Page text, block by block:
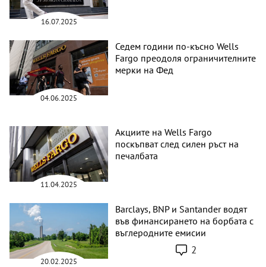
16.07.2025
04.06.2025
Седем години по-късно Wells
Fargo преодоля ограничителните
мерки на Фед
11.04.2025
Акциите на Wells Fargo
поскъпват след силен ръст на
печалбата
20.02.2025
Barclays, BNP и Santander водят
във финансирането на борбата с
въглеродните емисии
2